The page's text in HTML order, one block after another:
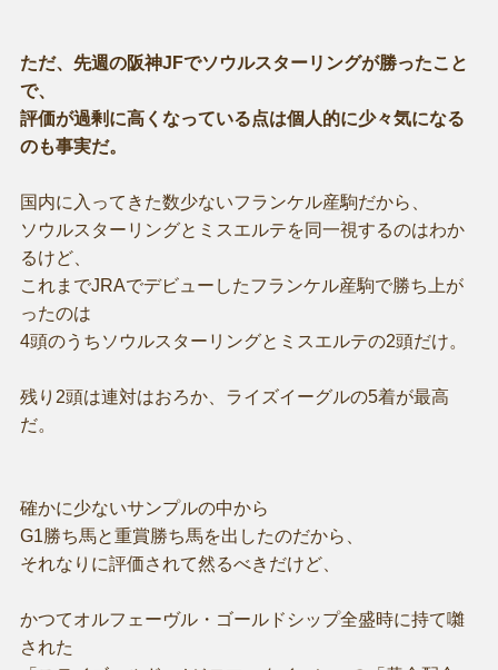
ただ、先週の阪神JFでソウルスターリングが勝ったこと
で、
評価が過剰に高くなっている点は個人的に少々気になる
のも事実だ。
国内に入ってきた数少ないフランケル産駒だから、
ソウルスターリングとミスエルテを同一視するのはわか
るけど、
これまでJRAでデビューしたフランケル産駒で勝ち上が
ったのは
4頭のうちソウルスターリングとミスエルテの2頭だけ。
残り2頭は連対はおろか、ライズイーグルの5着が最高
だ。
確かに少ないサンプルの中から
G1勝ち馬と重賞勝ち馬を出したのだから、
それなりに評価されて然るべきだけど、
かつてオルフェーヴル・ゴールドシップ全盛時に持て囃
された